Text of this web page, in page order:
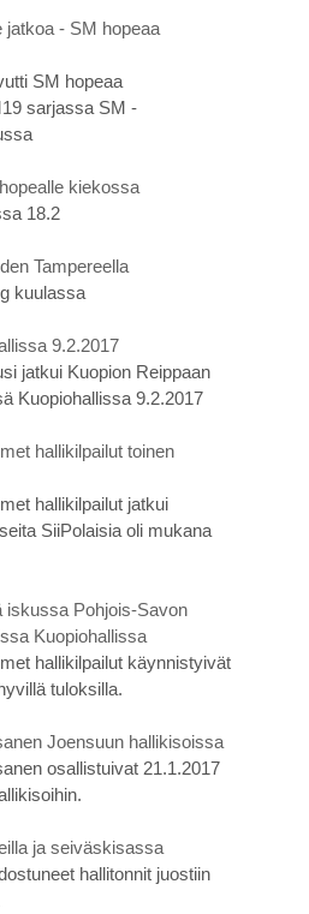
jatkoa - SM hopeaa
SM hopeaa
sarjassa SM -
kiekossa
18.2
Tampereella
kuulassa
9.2.2017
jatkui Kuopion Reippaan
Kuopiohallissa 9.2.2017
hallikilpailut toinen
hallikilpailut jatkui
SiiPolaisia oli mukana
iskussa Pohjois-Savon
Kuopiohallissa
hallikilpailut käynnistyivät
tuloksilla.
Joensuun hallikisoissa
osallistuivat 21.1.2017
ja seiväskisassa
hallitonnit juostiin